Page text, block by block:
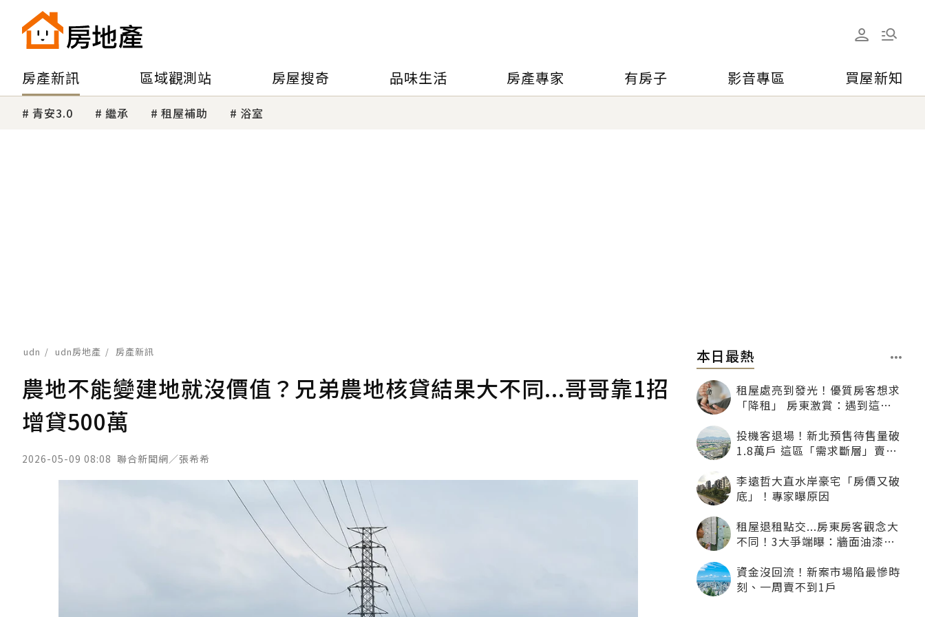
房產新訊 區域觀測站 房屋搜奇 品味生活 房產專家 有房子 影音專區 買屋新知
青安3.0 繼承 租屋補助 浴室
udn udn房地產 房產新訊
農地不能變建地就沒價值？兄弟農地核貸結果大不同...哥哥靠1招
增貸500萬
2026-05-09 08:08 聯合新聞網／張希希
本日最熱
租屋處亮到發光！優質房客想求
「降租」 房東激賞：遇到這種
投機客退場！新北預售待售量破
1.8萬戶 這區「需求斷層」賣壓
李遠哲大直水岸豪宅「房價又破
底」！專家曝原因
租屋退租點交...房東房客觀念大
不同！3大爭端曝：牆面油漆、
資金沒回流！新案市場陷最慘時
刻、一周賣不到1戶